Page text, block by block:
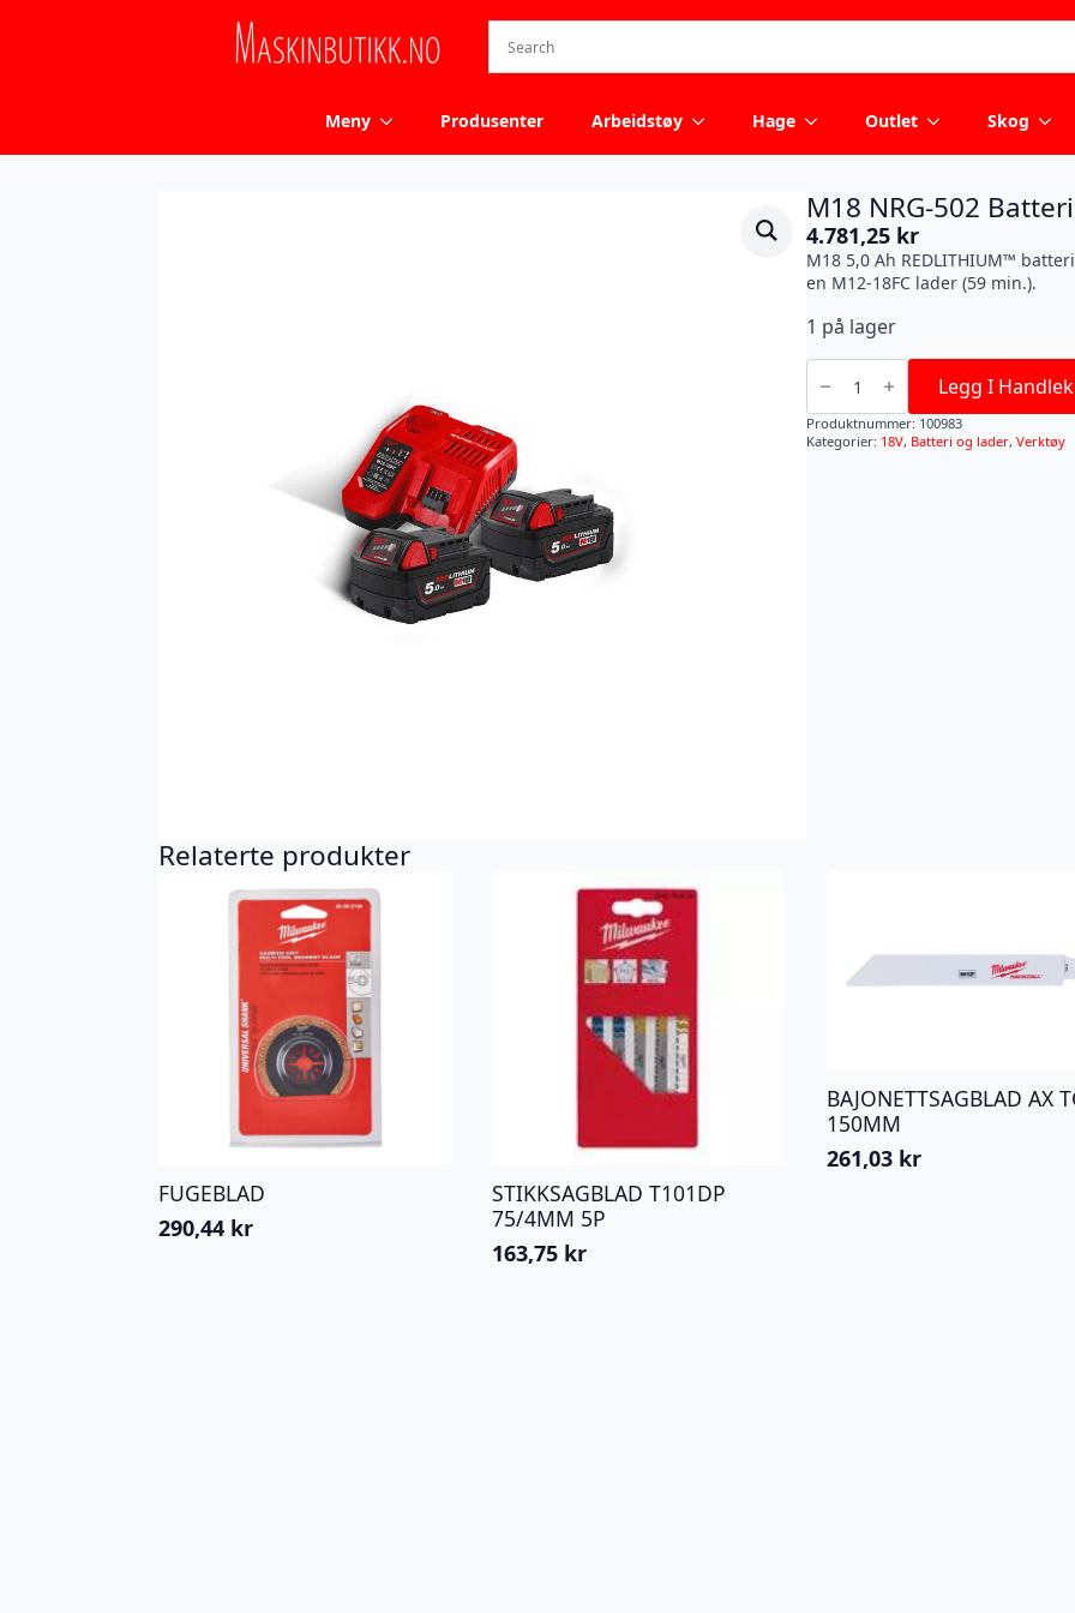
Meny Produsenter Arbeidstøy Hage Outlet Skog
M18 NRG-502
4.781,25 kr
M18 5,0 Ah REDLITHIUM™
en M12-18FC lader (59 min.).
1 på lager
M18
NRG-
Batteripakke
antall
Legg I
Produktnummer: 100983
Kategorier: 18V, Batteri og lader, Verktøy
Relaterte produkter
FUGEBLAD
290,44 kr
STIKKSAGBLAD T101DP
75/4MM 5P
163,75 kr
BAJONETTSAGBLAD AX
150MM
261,03 kr